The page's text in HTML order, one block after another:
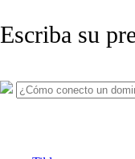
Escriba su